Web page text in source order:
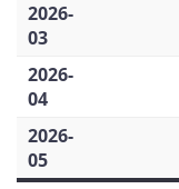
2026-
03
2026-
04
2026-
05